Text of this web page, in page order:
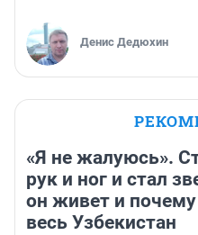
Денис Дедюхин
«Я не жалуюсь».
рук и ног и стал
он живет и
весь Узбекистан